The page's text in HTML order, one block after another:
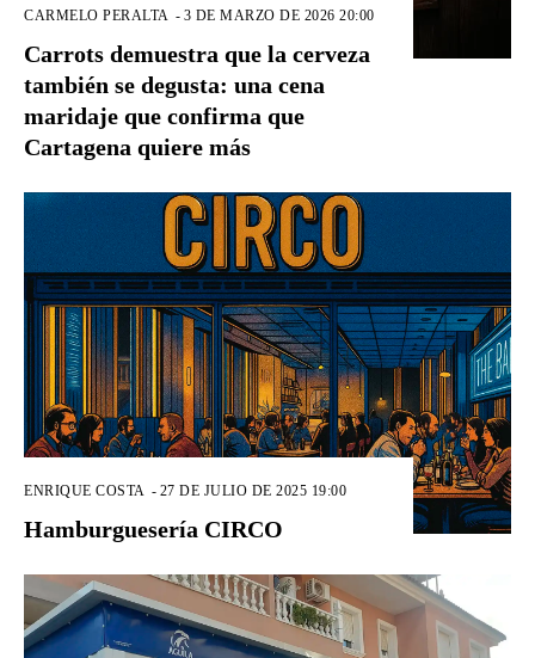
CARMELO PERALTA - 3 DE MARZO DE 2026 20:00
Carrots demuestra que la cerveza
también se degusta: una cena
maridaje que confirma que
Cartagena quiere más
ENRIQUE COSTA - 27 DE JULIO DE 2025 19:00
Hamburguesería CIRCO